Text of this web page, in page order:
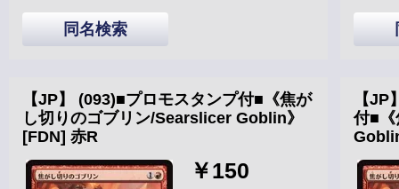
同名検索
【JP】 (093)■プロモスタンプ付■《焦が
し切りのゴブリン/Searslicer Goblin》
[FDN] 赤R
￥150
【
付■